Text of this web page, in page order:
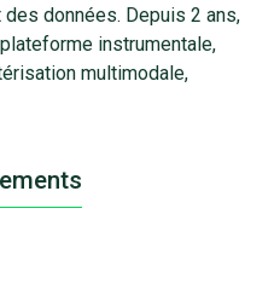
des données. Depuis 2 ans,
instrumentale,
multimodale,